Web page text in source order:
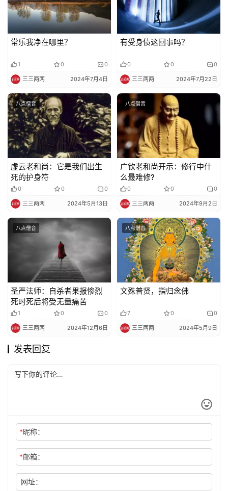
常乐我净在哪里？
1 0 0
三三两两 2024年7月4日
有受身债这回事吗？
0 0 0
三三两两 2024年7月22日
八点僧音
虚云老和尚：它是我们出生
死的护身符
0 0 0
三三两两 2024年5月13日
八点僧音
广钦老和尚开示：修行中什
么最难修?
0 0 0
三三两两 2024年9月2日
八点僧音
圣严法师：自杀者果报惨烈
死时死后将受无量痛苦
1 0 0
三三两两 2024年12月6日
八点僧音
文殊普贤，指归念佛
7 0 0
三三两两 2024年5月9日
发表回复
*昵称：
*邮箱：
网址：